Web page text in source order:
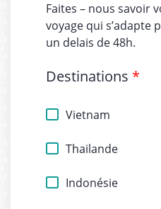
Faites – nous savoir
voyage qui s’adapte
un delais de 48h.
Destinations *
Vietnam
Thailande
Indonésie